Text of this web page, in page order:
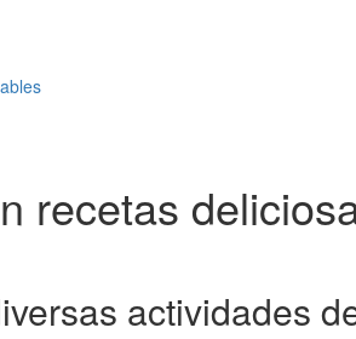
recetas
actividades